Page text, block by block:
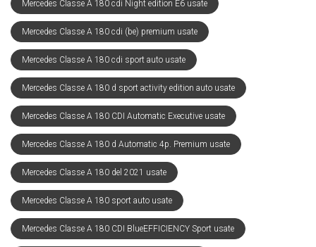
Mercedes Classe A 180 cdi Night edition E6 usate
Mercedes Classe A 180 cdi (be) premium usate
Mercedes Classe A 180 cdi sport auto usate
Mercedes Classe A 180 d sport activity edition auto usate
Mercedes Classe A 180 CDI Automatic Executive usate
Mercedes Classe A 180 d Automatic 4p. Premium usate
Mercedes Classe A 180 del 2021 usate
Mercedes Classe A 180 sport auto usate
Mercedes Classe A 180 CDI BlueEFFICIENCY Sport usate